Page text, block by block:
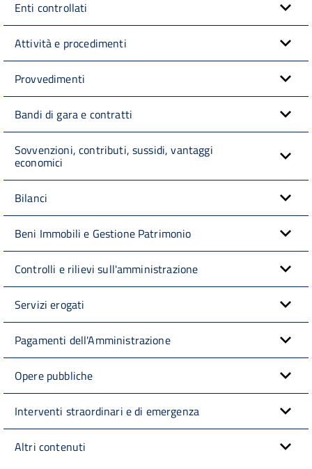
Enti controllati
Attività e procedimenti
Provvedimenti
Bandi di gara e contratti
Sovvenzioni, contributi, sussidi, vantaggi
economici
Bilanci
Beni Immobili e Gestione Patrimonio
Controlli e rilievi sull'amministrazione
Servizi erogati
Pagamenti dell'Amministrazione
Opere pubbliche
Interventi straordinari e di emergenza
Altri contenuti